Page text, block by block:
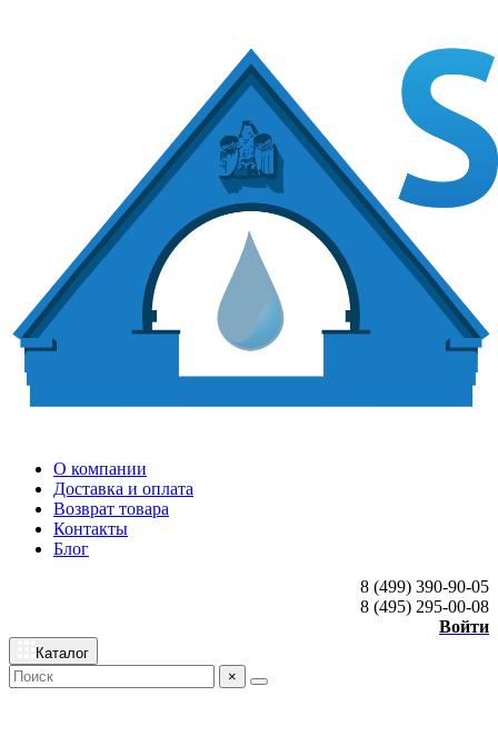
О компании
Доставка и оплата
Возврат товара
Контакты
Блог
8 (499) 390-90-05
8 (495) 295-00-08
Войти
Каталог
×